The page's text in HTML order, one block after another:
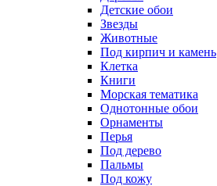
Детские обои
Звезды
Животные
Под кирпич и камень
Клетка
Книги
Морская тематика
Однотонные обои
Орнаменты
Перья
Под дерево
Пальмы
Под кожу